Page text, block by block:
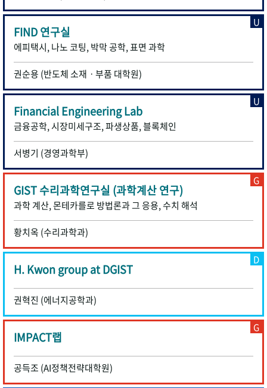
FIND 연구실
에피택시, 나노 코팅, 박막 공학, 표면 과학
권순용 (반도체 소재ㆍ부품 대학원)
U
Financial Engineering Lab
금융공학, 시장미세구조, 파생상품, 블록체인
서병기 (경영과학부)
U
GIST 수리과학연구실 (과학계산 연구)
과학 계산, 몬테카를로 방법론과 그 응용, 수치 해석
황치옥 (수리과학과)
G
H. Kwon group at DGIST
권혁진 (에너지공학과)
D
IMPACT랩
공득조 (AI정책전략대학원)
G